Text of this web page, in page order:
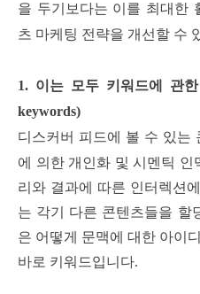
을 두기보다는 이를 최대한
츠 마케팅 전략을 개선할 수
1. 이는 모두 키워드에 관
keywords)
디스커버 피드에 볼 수 있는
에 의한 개인화 및 시멘틱 인
리와 결과에 따른 인터렉션
는 각기 다른 콘텐츠들을 할
은 어떻게 문맥에 대한 아이
바로 키워드입니다.